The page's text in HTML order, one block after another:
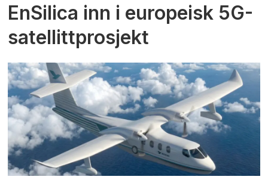
EnSilica inn i europeisk 5G-
satellittprosjekt